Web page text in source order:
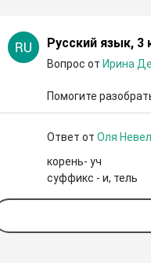
Русский язык, 3
Вопрос от Ирина
Помогите
Ответ от Оля
корень- уч
суффикс - и, тель